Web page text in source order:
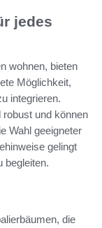
jedes
wohnen, bieten
Möglichkeit,
integrieren.
und können
Wahl geeigneter
gelingt
begleiten.
die